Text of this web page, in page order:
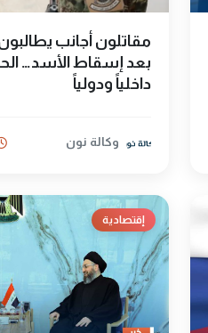
مقاتلون أجانب
بعد إسقاط الأسد…
داخلياً ودولياً
وكالة نون
إقتصادية